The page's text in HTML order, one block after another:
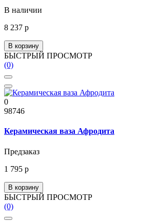
В наличии
8 237 р
В корзину
БЫСТРЫЙ ПРОСМОТР
(0)
0
98746
Керамическая ваза Афродита
Предзаказ
1 795 р
В корзину
БЫСТРЫЙ ПРОСМОТР
(0)